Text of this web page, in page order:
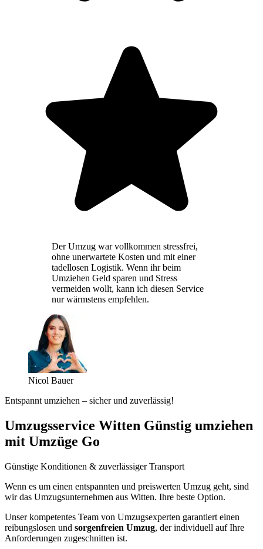
Der Umzug war vollkommen stressfrei,
ohne unerwartete Kosten und mit einer
tadellosen Logistik. Wenn ihr beim
Umziehen Geld sparen und Stress
vermeiden wollt, kann ich diesen Service
nur wärmstens empfehlen.
Nicol Bauer
Entspannt umziehen – sicher und zuverlässig!
Umzugsservice Witten Günstig umziehen
mit Umzüge Go
Günstige Konditionen & zuverlässiger Transport
Wenn es um einen entspannten und preiswerten Umzug geht, sind
wir das Umzugsunternehmen aus Witten. Ihre beste Option.
Unser kompetentes Team von Umzugsexperten garantiert einen
reibungslosen und sorgenfreien Umzug, der individuell auf Ihre
Anforderungen zugeschnitten ist.